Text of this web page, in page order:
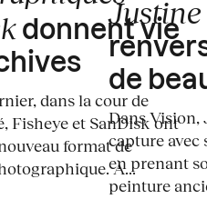
donnent vie
dans la cour de
Fisheye et SanDisk ont
format de
À...
de
Dans
capture avec
en prenant
peinture